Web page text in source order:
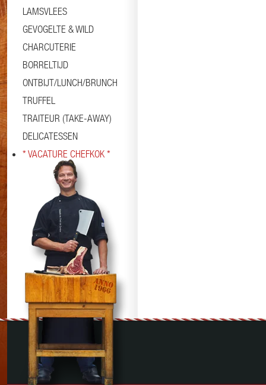
LAMSVLEES
GEVOGELTE & WILD
CHARCUTERIE
BORRELTIJD
ONTBIJT/LUNCH/BRUNCH
TRUFFEL
TRAITEUR (TAKE-AWAY)
DELICATESSEN
* VACATURE CHEFKOK *